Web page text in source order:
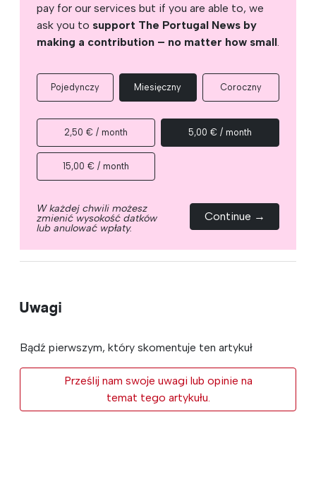
pay for our services but if you are able to, we
ask you to support The Portugal News by
making a contribution – no matter how small.
Pojedynczy Miesięczny Coroczny
2,50 € / month 5,00 € / month
15,00 € / month
W każdej chwili możesz
zmienić wysokość datków
lub anulować wpłaty.
Continue →
Uwagi
Bądź pierwszym, który skomentuje ten artykuł
Prześlij nam swoje uwagi lub opinie na
temat tego artykułu.